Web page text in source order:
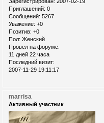
Приглашений: 0
Сообщений: 5267
Уважение: +0
Позитив: +0
Пол: Женский
Провел на форуме:
11 дней 22 часа
Последний визит:
2007-11-29 19:11:17
marrisa
Активный участник